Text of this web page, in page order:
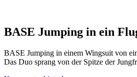
BASE Jumping in ein
BASE Jumping in einem Wingsuit von
Das Duo sprang von der Spitze der